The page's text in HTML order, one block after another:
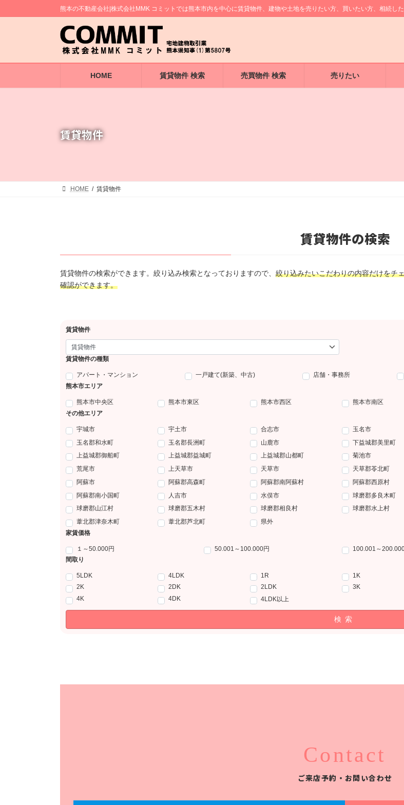
プ
動
熊本の不動産会社|株式会社MMK コミットでは熊本市内を中心に賃貸物件、建物や土地を売りたい方、買いたい方、相続し
HOME 賃貸物件 検索 売買物件 検索 売りたい
賃貸物件
HOME 賃貸物件
賃貸物件の検索
賃貸物件の検索ができます。絞り込み検索となっておりますので、 絞り込みたいこだわりの内容だけをチ
確認ができます。
賃貸物件
賃貸物件の種類
アパート・マンション 一戸建て(新築、中古) 店舗・事務所
熊本市エリア
熊本市中央区 熊本市東区 熊本市西区 熊本市南区
その他エリア
宇城市 宇土市 合志市 玉名市
玉名郡和水町
玉名郡長洲町 山鹿市 下益城郡美里町
上益城郡御船町
上益城郡益城町 上益城郡山都町 菊池市
荒尾市
上天草市 天草市 天草郡苓北町
阿蘇市
阿蘇郡高森町 阿蘇郡南阿蘇村 阿蘇郡西原村
阿蘇郡南小国町
人吉市 水俣市 球磨郡多良木町
球磨郡山江村
球磨郡五木村 球磨郡相良村 球磨郡水上村
葦北郡津奈木町
葦北郡芦北町
県外
家賃価格
１～50.000円 50.001～100.000円 100.001～
間取り
5LDK 4LDK 1R 1K
2K
2DK 2LDK 3K
4K
4DK 4LDK以上
検索
Contact
ご来店予約・お問い合わせ